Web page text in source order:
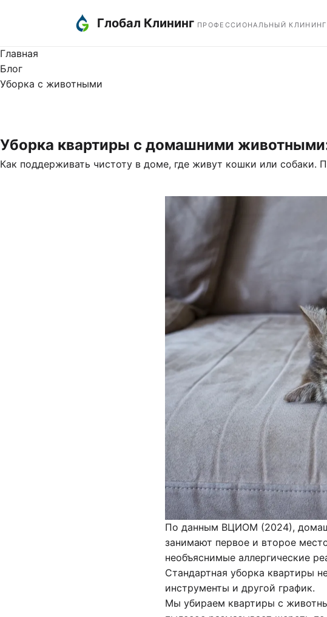
Глобал Клининг ПРОФЕССИОНАЛЬНЫЙ КЛИНИНГ
Главная
Блог
Уборка с животными
Уборка квартиры с домашними
Как поддерживать чистоту в доме, где живут кошки или собаки.
По данным ВЦИОМ (2024),
занимают первое и второе
необъяснимые аллергические
Стандартная уборка квартиры
инструменты и другой график.
Мы убираем квартиры с